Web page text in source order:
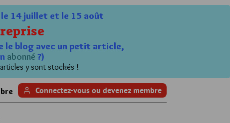
le 14 juillet et le 15 août
le blog avec un petit article,
abonné ?)
y sont stockés !
Connectez-vous ou devenez membre